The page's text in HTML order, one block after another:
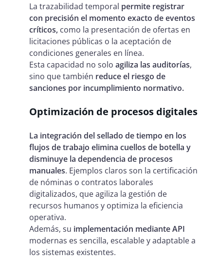
La trazabilidad temporal permite registrar
con precisión el momento exacto de eventos
críticos, como la presentación de ofertas en
licitaciones públicas o la aceptación de
condiciones generales en línea.
Esta capacidad no solo agiliza las auditorías,
sino que también reduce el riesgo de
sanciones por incumplimiento normativo.
Optimización de procesos digitales
La integración del sellado de tiempo en los
flujos de trabajo elimina cuellos de botella y
disminuye la dependencia de procesos
manuales. Ejemplos claros son la certificación
de nóminas o contratos laborales
digitalizados, que agiliza la gestión de
recursos humanos y optimiza la eficiencia
operativa.
Además, su implementación mediante API
modernas es sencilla, escalable y adaptable a
los sistemas existentes.